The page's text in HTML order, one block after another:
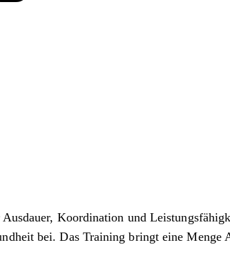
Koordination und
bei. Das Training bringt eine